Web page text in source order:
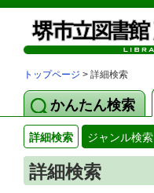
トップページ > 詳細検索
かんたん検索
詳細検索 ジャンル検索
詳細検索